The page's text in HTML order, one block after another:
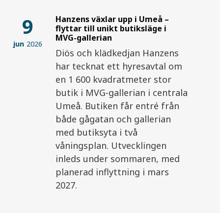
9
jun 2026
Hanzens växlar upp i Umeå –
flyttar till unikt butiksläge i
MVG-gallerian
Diös och klädkedjan Hanzens
har tecknat ett hyresavtal om
en 1 600 kvadratmeter stor
butik i MVG-gallerian i centrala
Umeå. Butiken får entré från
både gågatan och gallerian
med butiksyta i två
våningsplan. Utvecklingen
inleds under sommaren, med
planerad inflyttning i mars
2027.